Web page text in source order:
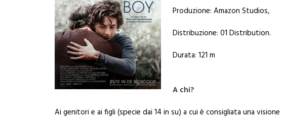
Produzione: Amazon Studios,
Distribuzione: 01 Distribution.
Durata: 121 m
A chi?
Ai genitori e ai figli (specie dai 14 in su) a cui è consigliata una